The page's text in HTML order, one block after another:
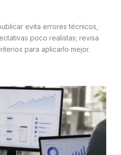
evita errores técnicos,
poco realistas; revisa
para aplicarlo mejor.